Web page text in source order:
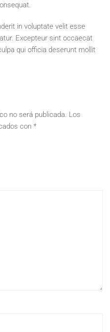
in voluptate velit esse
Excepteur sint occaecat
qui officia deserunt mollit
no será publicada. Los
con *